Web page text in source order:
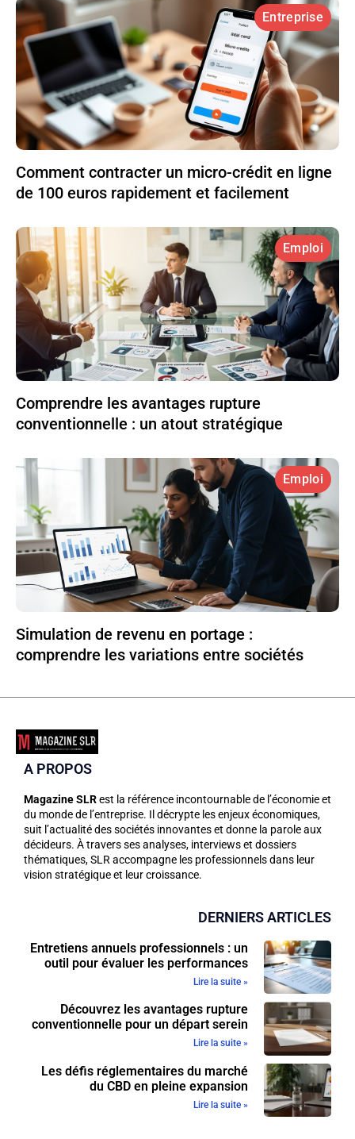
Entreprise
Comment contracter un micro-crédit en ligne
de 100 euros rapidement et facilement
Emploi
Comprendre les avantages rupture
conventionnelle : un atout stratégique
Emploi
Simulation de revenu en portage :
comprendre les variations entre sociétés
A PROPOS
Magazine SLRest la référence incontournable de l’économie et
du monde de l’entreprise. Il décrypte les enjeux économiques,
suit l’actualité des sociétés innovantes et donne la parole aux
décideurs. À travers ses analyses, interviews et dossiers
thématiques, SLR accompagne les professionnels dans leur
vision stratégique et leur croissance.
DERNIERS ARTICLES
Entretiens annuels professionnels : un
outil pour évaluer les performances
Lire la suite »
Découvrez les avantages rupture
conventionnelle pour un départ serein
Lire la suite »
Les défis réglementaires du marché
du CBD en pleine expansion
Lire la suite »